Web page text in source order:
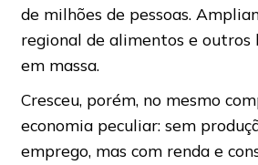
de milhões de pessoas.
regional de alimentos e outros
em massa.
Cresceu, porém, no mesmo
economia peculiar: sem
emprego, mas com renda e